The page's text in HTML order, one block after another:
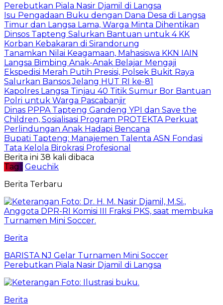
Perebutkan Piala Nasir Djamil di Langsa
Isu Pengadaan Buku dengan Dana Desa di Langsa
Timur dan Langsa Lama, Warga Minta Dihentikan
Dinsos Tapteng Salurkan Bantuan untuk 4 KK
Korban Kebakaran di Sirandorung
Tanamkan Nilai Keagamaan, Mahasiswa KKN IAIN
Langsa Bimbing Anak-Anak Belajar Mengaji
Ekspedisi Merah Putih Presisi, Polsek Bukit Raya
Salurkan Bansos Jelang HUT RI ke-81
Kapolres Langsa Tinjau 40 Titik Sumur Bor Bantuan
Polri untuk Warga Pascabanjir
Dinas PPPA Tapteng Gandeng YPI dan Save the
Children, Sosialisasi Program PROTEKTA Perkuat
Perlindungan Anak Hadapi Bencana
Bupati Tapteng: Manajemen Talenta ASN Fondasi
Tata Kelola Birokrasi Profesional
Berita ini 38 kali dibaca
Tag : Geuchik
Berita Terbaru
Berita
BARISTA NJ Gelar Turnamen Mini Soccer
Perebutkan Piala Nasir Djamil di Langsa
Berita